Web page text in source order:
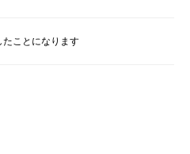
たことになります